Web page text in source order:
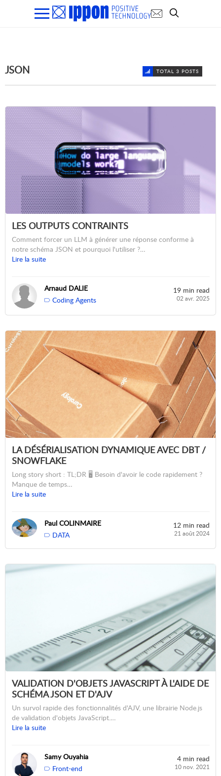
JSON TOTAL 3 POSTS
LES OUTPUTS CONTRAINTS
Comment forcer un LLM à générer une réponse conforme à
notre schéma JSON et pourquoi l'utiliser ?…
Lire la suite
Arnaud DALIE
Coding Agents
19 min read
02 avr. 2025
LA DÉSÉRIALISATION DYNAMIQUE AVEC DBT /
SNOWFLAKE
Long story short : TL;DR 🖥️ Besoin d'avoir le code rapidement ?
Manque de temps…
Lire la suite
Paul COLINMAIRE
DATA
12 min read
21 août 2024
VALIDATION D'OBJETS JAVASCRIPT À L'AIDE DE
SCHÉMA JSON ET D'AJV
Un survol rapide des fonctionnalités d'AJV, une librairie Node.js
de validation d'objets JavaScript.…
Lire la suite
Samy Ouyahia
Front-end
4 min read
10 nov. 2021